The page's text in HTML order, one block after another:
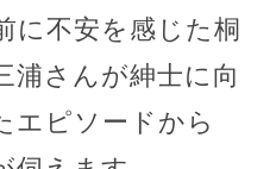
に不安を感じた桐
浦さんが紳士に向
エピソードから